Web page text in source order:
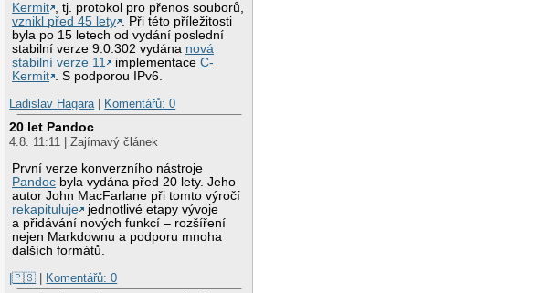
Kermit , tj. protokol pro přenos souborů,
vznikl před 45 lety . Při této příležitosti
byla po 15 letech od vydání poslední
stabilní verze 9.0.302 vydána nová
stabilní verze 11
implementaceC-
Kermit . S podporou IPv6.
Ladislav Hagara | Komentářů: 0
20 let Pandoc
4.8. 11:11 | Zajímavý článek
První verze konverzního nástroje
Pandoc byla vydána před 20 lety. Jeho
autor John MacFarlane při tomto výročí
rekapituluje
jednotlivé etapy vývoje
a přidávání nových funkcí – rozšíření
nejen Markdownu a podporu mnoha
dalších formátů.
|🇵🇸 | Komentářů: 0